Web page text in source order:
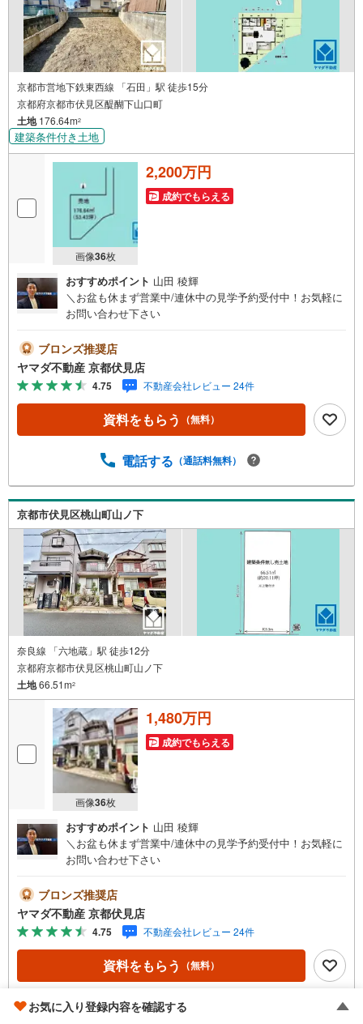
京都市営地下鉄東西線 「石田」駅 徒歩15分
京都府京都市伏見区醍醐下山口町
土地176.64m2
建築条件付き土地
画像36枚
2,200万円
成約でもらえる
おすすめポイント 山田 稜輝
＼お盆も休まず営業中/連休中の見学予約受付中！お気軽に
お問い合わせ下さい
ブロンズ推奨店
ヤマダ不動産 京都伏見店
4.75 不動産会社レビュー 24件
資料をもらう （無料）
電話する （通話料無料）
京都市伏見区桃山町山ノ下
奈良線 「六地蔵」駅 徒歩12分
京都府京都市伏見区桃山町山ノ下
土地66.51m2
画像36枚
1,480万円
成約でもらえる
おすすめポイント 山田 稜輝
＼お盆も休まず営業中/連休中の見学予約受付中！お気軽に
お問い合わせ下さい
ブロンズ推奨店
ヤマダ不動産 京都伏見店
4.75 不動産会社レビュー 24件
資料をもらう （無料）
電話する（通話料無料）
お気に入り登録内容を確認する